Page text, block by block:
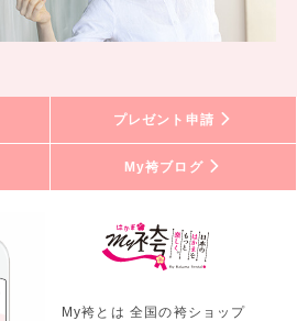
プレゼント申請
My袴ブログ
My袴とは 全国の袴ショップ